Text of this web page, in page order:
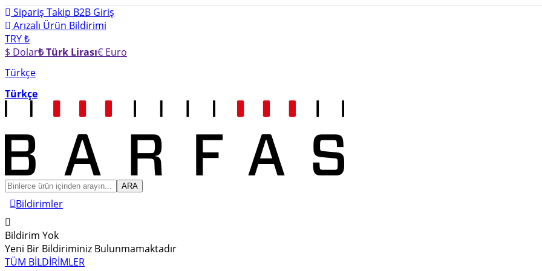
Sipariş Takip B2B Giriş
Arızalı Ürün Bildirimi
TRY ₺
$ Dolar₺ Türk Lirası€ Euro
Türkçe
Türkçe
ARA
Bildirimler
Bildirim Yok
Yeni Bir Bildiriminiz Bulunmamaktadır
TÜM BİLDİRİMLER